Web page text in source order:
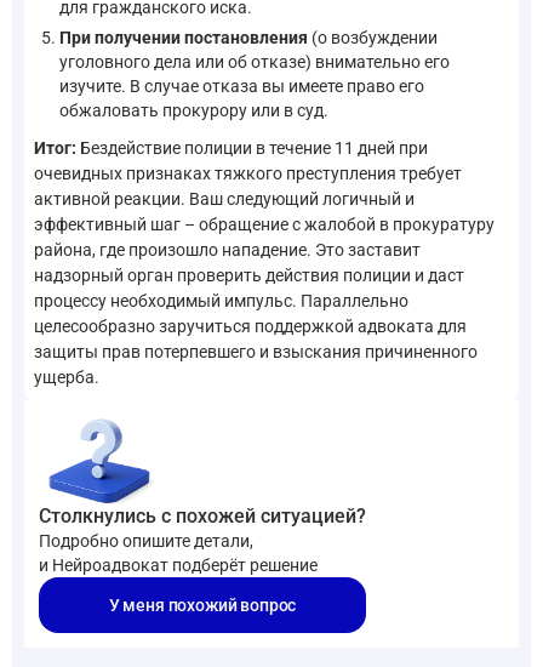
для гражданского иска.
При получении постановления (о возбуждении
уголовного дела или об отказе) внимательно его
изучите. В случае отказа вы имеете право его
обжаловать прокурору или в суд.
Итог: Бездействие полиции в течение 11 дней при
очевидных признаках тяжкого преступления требует
активной реакции. Ваш следующий логичный и
эффективный шаг – обращение с жалобой в прокуратуру
района, где произошло нападение. Это заставит
надзорный орган проверить действия полиции и даст
процессу необходимый импульс. Параллельно
целесообразно заручиться поддержкой адвоката для
защиты прав потерпевшего и взыскания причиненного
ущерба.
Столкнулись с похожей ситуацией?
Подробно опишите детали,
и Нейроадвокат подберёт решение
У меня похожий вопрос